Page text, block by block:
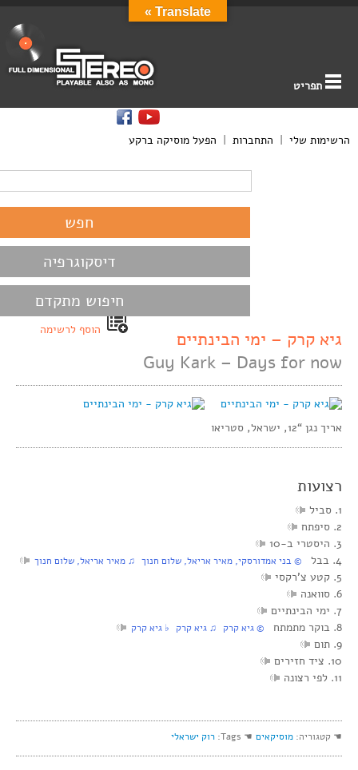
תפריט
הרשימות שלי | התחברות | הפעל מוסיקה ברקע
דיסקוגרפיה
חיפוש מתקדם
הוסף לרשימה
גיא קרק – ימי הבינתיים
Guy Kark – Days for now
אריך נגן “12, ישראל, סטריאו
רצועות
1. סביל
2. סיפתח
3. היסטרי ב-10
4. בבל
© בני אמדורסקי, מאיר אריאל, שלום חנוך ♫ מאיר אריאל, שלום חנוך
5. קטע צ’רקסי
6. סוואנה
7. ימי הבינתיים
8. בוקר מתמתח
© גיא קרק ♫ גיא קרק ♭ גיא קרק
9. תום
10. ציד חזירים
11. לפי רצונה
☚ קטגוריה: מוסיקאים ☚ Tags: רוק ישראלי
Translate »